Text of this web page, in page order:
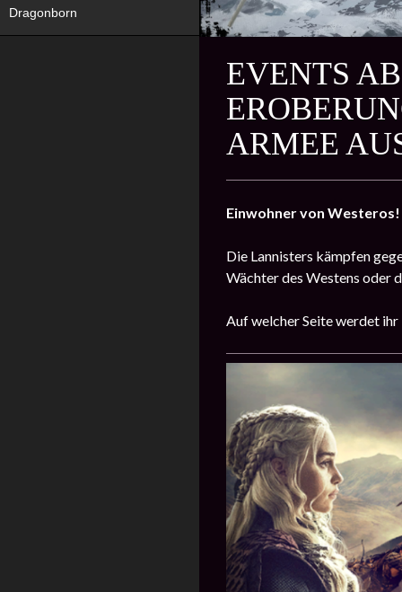
EVENTS
ARMEE
Einwohner von Westeros!
Die Lannisters kämpfen
Wächter des Westens oder
Auf welcher Seite werdet ihr
Dragonborn